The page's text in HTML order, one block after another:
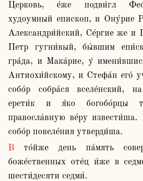
Церковь, е́же подви́гл
худоумный епископ, и Ону́рие
Александри́йский, Се́ргие же и
Петр гугни́вый, бы́вшим
гра́да, и Мака́рие, у́
Антиохи́йскому, и Стефа́н его́
собо́р собра́ся вселе́нский,
ерети́к и я́ко богобо́рцы
правосла́вную ве́ру
собо́р повеле́ния утверди́ша.
В то́йже день па́мять соверша́ем святы́х и
боже́ственных оте́ц и́же в
шести́десяти седми́.